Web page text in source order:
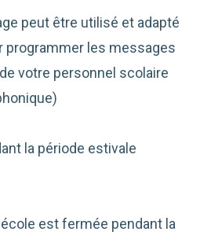
peut être utilisé et adapté
programmer les messages
votre personnel scolaire
la période estivale
est fermée pendant la